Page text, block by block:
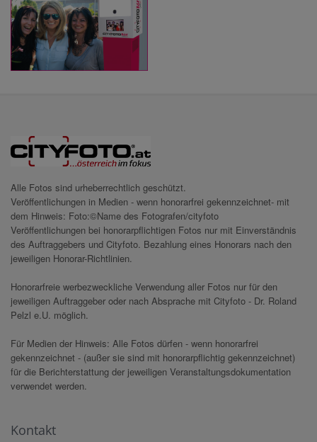
Alle Fotos sind urheberrechtlich geschützt.
Veröffentlichungen in Medien - wenn honorarfrei gekennzeichnet- mit
dem Hinweis: Foto:©Name des Fotografen/cityfoto
Veröffentlichungen bei honorarpflichtigen Fotos nur mit Einverständnis
des Auftraggebers und Cityfoto. Bezahlung eines Honorars nach den
jeweiligen Honorar-Richtlinien.
Honorarfreie werbezweckliche Verwendung aller Fotos nur für den
jeweiligen Auftraggeber oder nach Absprache mit Cityfoto - Dr. Roland
Pelzl e.U. möglich.
Für Medien der Hinweis: Alle Fotos dürfen - wenn honorarfrei
gekennzeichnet - (außer sie sind mit honorarpflichtig gekennzeichnet)
für die Berichterstattung der jeweiligen Veranstaltungsdokumentation
verwendet werden.
Kontakt